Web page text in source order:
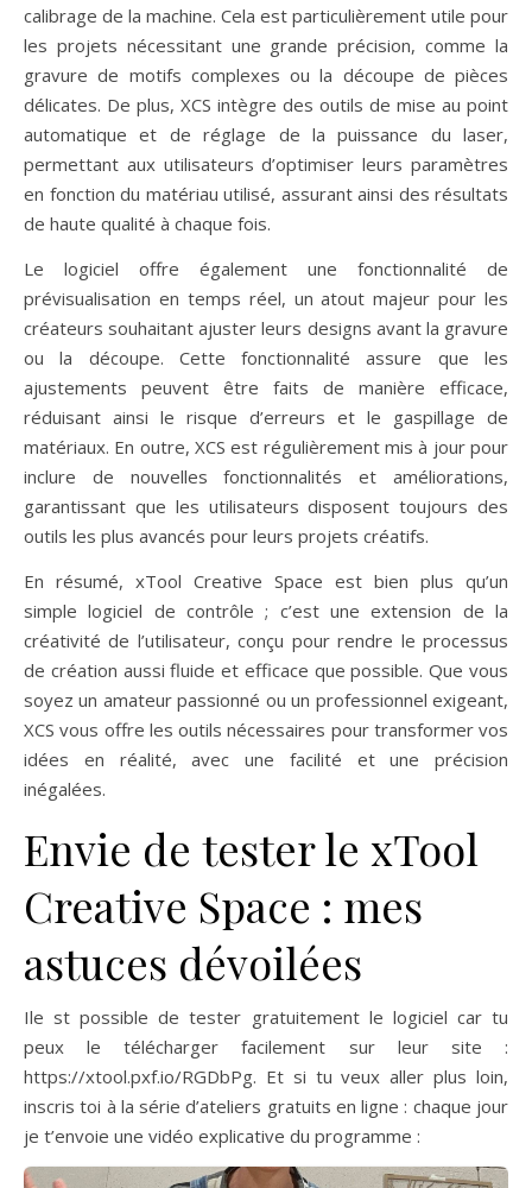
calibrage de la machine. Cela est particulièrement utile pour
les projets nécessitant une grande précision, comme la
gravure de motifs complexes ou la découpe de pièces
délicates. De plus, XCS intègre des outils de mise au point
automatique et de réglage de la puissance du laser,
permettant aux utilisateurs d’optimiser leurs paramètres
en fonction du matériau utilisé, assurant ainsi des résultats
de haute qualité à chaque fois.
Le logiciel offre également une fonctionnalité de
prévisualisation en temps réel, un atout majeur pour les
créateurs souhaitant ajuster leurs designs avant la gravure
ou la découpe. Cette fonctionnalité assure que les
ajustements peuvent être faits de manière efficace,
réduisant ainsi le risque d’erreurs et le gaspillage de
matériaux. En outre, XCS est régulièrement mis à jour pour
inclure de nouvelles fonctionnalités et améliorations,
garantissant que les utilisateurs disposent toujours des
outils les plus avancés pour leurs projets créatifs.
En résumé, xTool Creative Space est bien plus qu’un
simple logiciel de contrôle ; c’est une extension de la
créativité de l’utilisateur, conçu pour rendre le processus
de création aussi fluide et efficace que possible. Que vous
soyez un amateur passionné ou un professionnel exigeant,
XCS vous offre les outils nécessaires pour transformer vos
idées en réalité, avec une facilité et une précision
inégalées.
Envie de tester le xTool
Creative Space : mes
astuces dévoilées
Ile st possible de tester gratuitement le logiciel car tu
peux le télécharger facilement sur leur site :
https://xtool.pxf.io/RGDbPg. Et si tu veux aller plus loin,
inscris toi à la série d’ateliers gratuits en ligne : chaque jour
je t’envoie une vidéo explicative du programme :